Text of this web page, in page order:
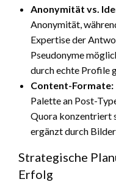
Anonymität vs.
Anonymität,
Expertise der
Pseudonyme
durch echte Profile
Content-Formate:
Palette an Post-
Quora konzentriert
ergänzt durch
Strategische
Erfolg